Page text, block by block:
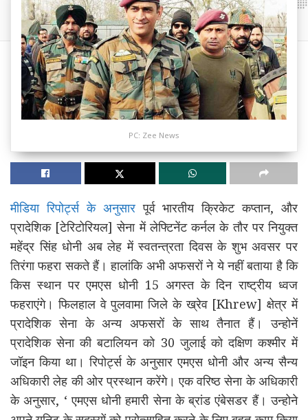
PC: Zee News
मीडिया रिपोर्ट्स के अनुसारपूर्व भारतीय क्रिकेट कप्तान, और
प्रादेशिक [टेरिटोरियल] सेना में लेफ्टिनेंट कर्नल के तौर पर नियुक्त
महेंद्र सिंह धोनी अब लेह में स्वतन्त्रता दिवस के शुभ अवसर पर
तिरंगा फहरा सकते हैं। हालांकि अभी अफसरों ने ये नहीं बताया है कि
किस स्थान पर एमएस धोनी 15 अगस्त के दिन राष्ट्रीय ध्वज
फहराएंगे। फिलहाल वे पुलवामा जिले के ख्रेव [Khrew] क्षेत्र में
प्रादेशिक सेना के अन्य अफसरों के साथ तैनात हैं। उन्होनें
प्रादेशिक सेना की बटालियन को 30 जुलाई को दक्षिण कश्मीर में
जॉइन किया था। रिपोर्ट्स के अनुसार एमएस धोनी और अन्य सैन्य
अधिकारी लेह की ओर प्रस्थान करेंगे। एक वरिष्ठ सेना के अधिकारी
के अनुसार, ‘ एमएस धोनी हमारी सेना के ब्रांड एंबेसडर हैं। उन्होने